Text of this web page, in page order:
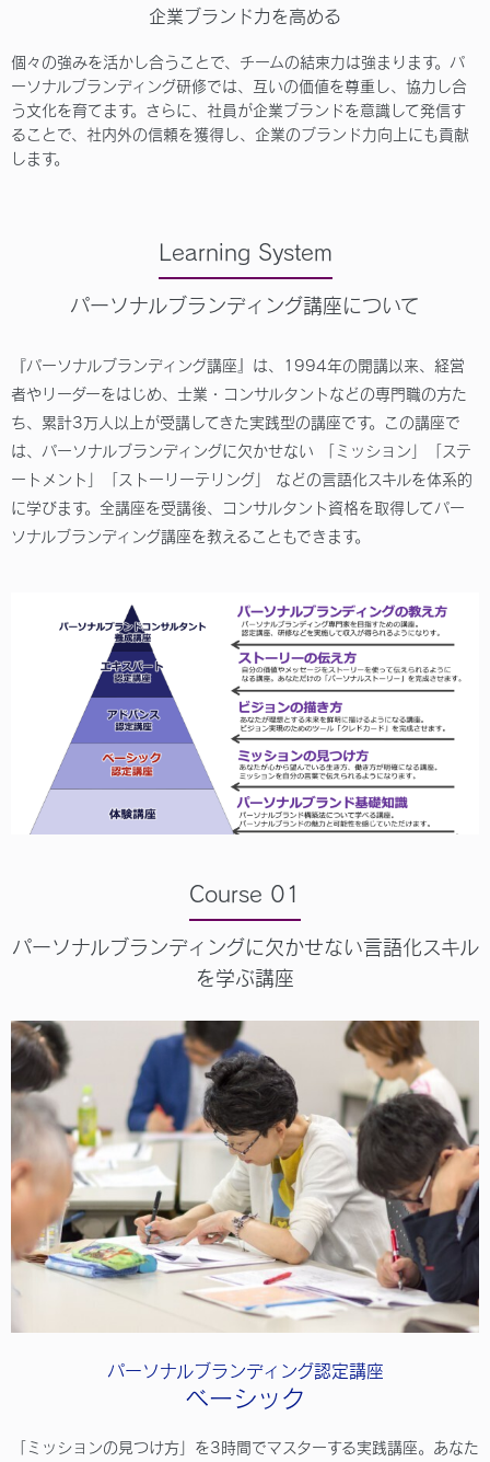
企業ブランド力を高める
個々の強みを活かし合うことで、チームの結束力は強まります。パ
ーソナルブランディング研修では、互いの価値を尊重し、協力し合
う文化を育てます。さらに、社員が企業ブランドを意識して発信す
ることで、社内外の信頼を獲得し、企業のブランド力向上にも貢献
します。
Learning System
パーソナルブランディング講座について
『パーソナルブランディング講座』は、1994年の開講以来、経営
者やリーダーをはじめ、士業・コンサルタントなどの専門職の方た
ち、累計3万人以上が受講してきた実践型の講座です。
この講座で
は、パーソナルブランディングに欠かせない 「ミッション」「ステ
ートメント」「ストーリーテリング」 などの言語化スキルを体系的
に学びます。全講座を受講後、コンサルタント資格を取得してパー
ソナルブランディング講座を教えることもできます。
Course 01
パーソナルブランディングに欠かせない言語化スキル
を学ぶ講座
パーソナルブランディング認定講座
ベーシック
「ミッションの見つけ方」を3時間でマスターする実践講座。あなた